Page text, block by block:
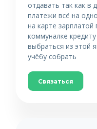
отдавать так как в
платежи всё на
на карте
коммуналке
выбраться из этой
учёбу собрать
Связаться